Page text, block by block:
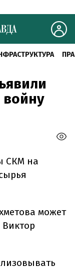
войну
СКМ на
может
Виктор